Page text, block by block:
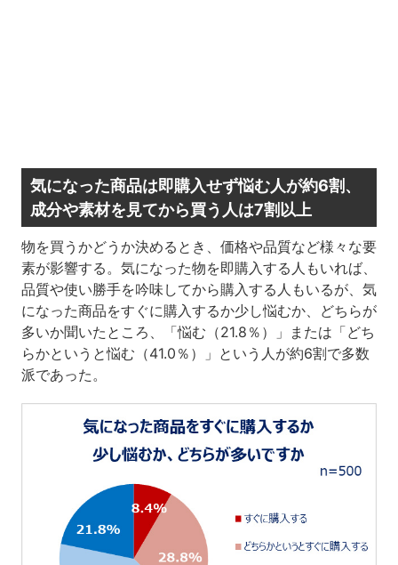
気になった商品は即購入せず悩む人が約6割、
成分や素材を見てから買う人は7割以上
物を買うかどうか決めるとき、価格や品質など様々な要
素が影響する。気になった物を即購入する人もいれば、
品質や使い勝手を吟味してから購入する人もいるが、気
になった商品をすぐに購入するか少し悩むか、どちらが
多いか聞いたところ、「悩む（21.8％）」または「どち
らかというと悩む（41.0％）」という人が約6割で多数
派であった。